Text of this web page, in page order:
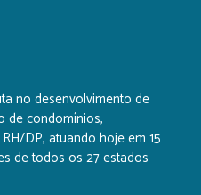
no desenvolvimento de
de condomínios,
DP, atuando hoje em 15
de todos os 27 estados